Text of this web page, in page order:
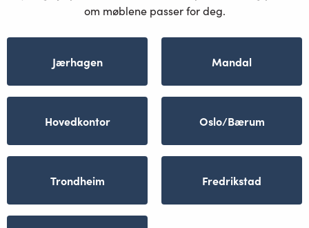
om møblene passer for deg.
Jærhagen Mandal
Hovedkontor Oslo/Bærum
Trondheim Fredrikstad